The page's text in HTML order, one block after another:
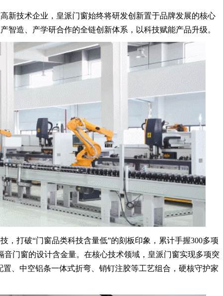
技术企业，皇派门窗始终将研发创新置于品牌发展的核心
智造、产学研合作的全链创新体系，以科技赋能产品升级。
打破“门窗品类科技含量低”的刻板印象，累计手握300多项
音门窗的设计含金量。在核心技术领域，皇派门窗实现多项突
、中空铝条一体式折弯、销钉注胶等工艺组合，硬核守护家